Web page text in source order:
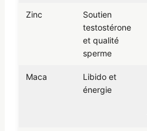
Zinc
Soutien
testostérone
et qualité
sperme
Maca
Libido et
énergie